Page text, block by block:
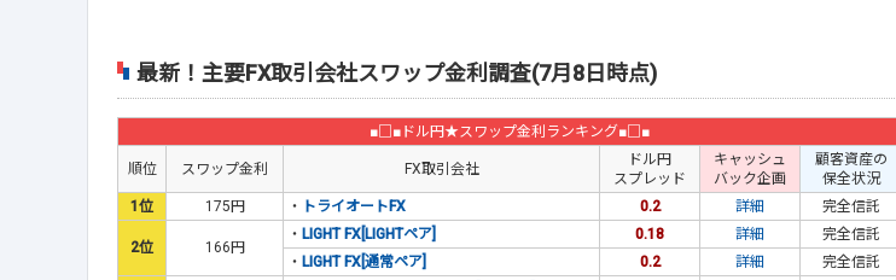
最新！主要FX取引会社スワップ金利調査(7月8日時点)
■□■ドル円★スワップ金利ランキング■□■
順位 スワップ金利 FX取引会社
ドル円
スプレッド
キャッシュ
バック企画
顧客資産の
保全状況
1位
175円 ・ トライオートFX 0.2 詳細 完全信託
2位 166円
・ LIGHT FX[LIGHTペア] 0.18 詳細
完全信託
・ LIGHT FX[通常ペア] 0.2 詳細 完全信託